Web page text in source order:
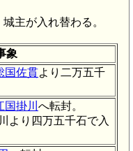
主が入れ替わる。
象
国佐貫より二万五千
国掛川 へ転封。
より四万五千石で入